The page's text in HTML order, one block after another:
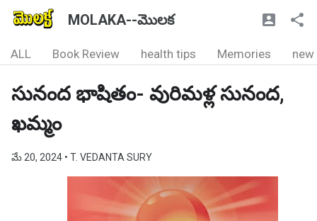
MOLAKA--మొలక
ALL Book Review health tips Memories new
సునంద భాషితం- వురిమళ్ల సునంద,
ఖమ్మం
మే 20, 2024 • T. VEDANTA SURY